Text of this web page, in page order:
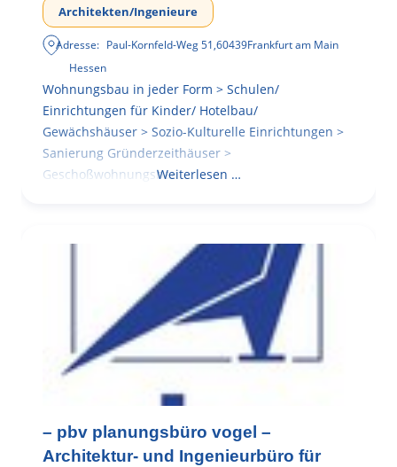
Architekten/Ingenieure
Adresse: Paul-Kornfeld-Weg 51,60439Frankfurt am Main
Hessen
Wohnungsbau in jeder Form > Schulen/
Einrichtungen für Kinder/ Hotelbau/
Gewächshäuser > Sozio-Kulturelle Einrichtungen >
Sanierung Gründerzeithäuser >
GeschoßwohnungsbauWeiterlesen …
– pbv planungsbüro vogel –
Architektur- und Ingenieurbüro für